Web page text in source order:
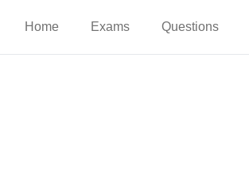
Home Exams Questions